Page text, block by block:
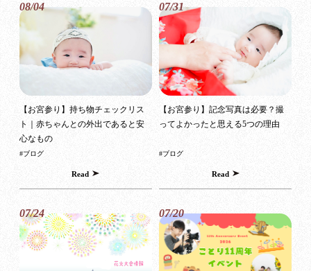
08/04
【お宮参り】持ち物チェックリス
ト｜赤ちゃんとの外出であると安
心なもの
#ブログ
Read
07/31
【お宮参り】記念写真は必要？撮
ってよかったと思える5つの理由
#ブログ
Read
07/24 07/20